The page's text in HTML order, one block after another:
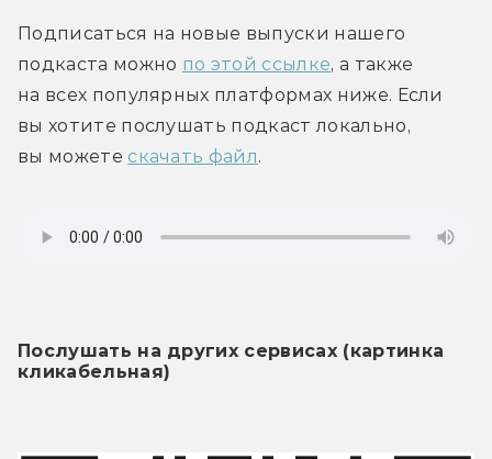
Подписаться на новые выпуски нашего
подкаста можно по этой ссылке, а также
на всех популярных платформах ниже. Если
вы хотите послушать подкаст локально,
вы можете скачать файл.
Послушать на других сервисах (картинка
кликабельная)